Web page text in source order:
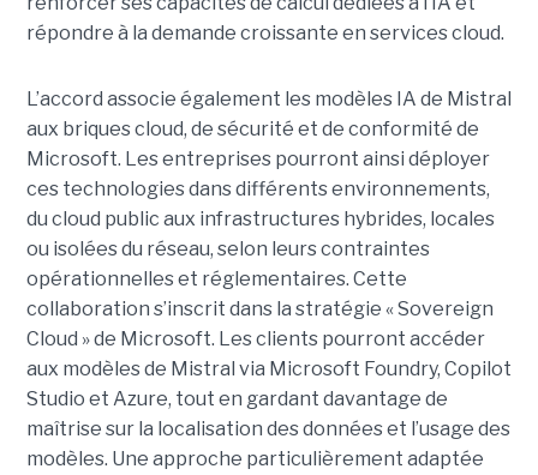
répondre à la demande croissante en services cloud.
L’accord associe également les modèles IA de Mistral
aux briques cloud, de sécurité et de conformité de
Microsoft. Les entreprises pourront ainsi déployer
ces technologies dans différents environnements,
du cloud public aux infrastructures hybrides, locales
ou isolées du réseau, selon leurs contraintes
opérationnelles et réglementaires. Cette
collaboration s’inscrit dans la stratégie « Sovereign
Cloud » de Microsoft. Les clients pourront accéder
aux modèles de Mistral via Microsoft Foundry, Copilot
Studio et Azure, tout en gardant davantage de
maîtrise sur la localisation des données et l’usage des
modèles. Une approche particulièrement adaptée